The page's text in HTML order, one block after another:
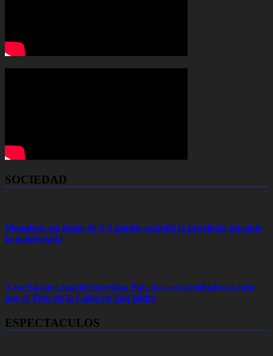
SOCIEDAD
Mendoza: un sismo de 4,3 grados sacudió la provincia durante
la madrugada
A los 54 años murió Ernestina Pais tras ser arrollado su auto
por el Tren de la Costa en San Isidro
ESPECTACULOS